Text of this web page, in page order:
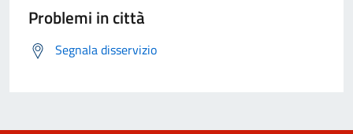
Problemi in città
Segnala disservizio